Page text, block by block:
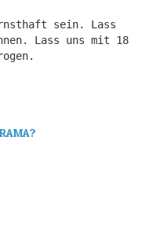
sein. Lass
Lass uns mit 18